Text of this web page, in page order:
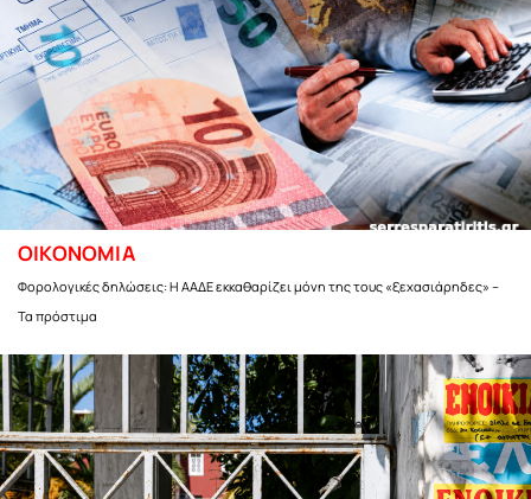
ΟΙΚΟΝΟΜΙΑ
Φορολογικές δηλώσεις: Η ΑΑΔΕ εκκαθαρίζει μόνη της τους «ξεχασιάρηδες» –
Τα πρόστιμα